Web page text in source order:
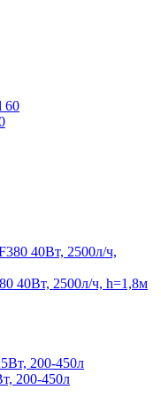
40Вт, 2500л/ч, h=1,8м
200-450л